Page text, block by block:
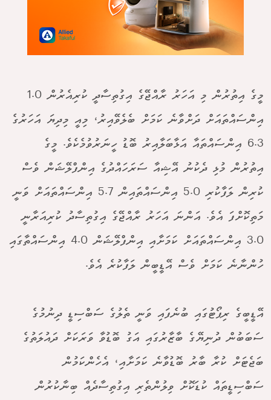
މީގެ އިތުރުން މި އަހަރު ރާއްޖޭގެ އިގުތިސާދީ ކުރިއެރުން 1.0
އިންސައްތައަށް ދަށްވާނެ ކަމަށް ބެލެވޭއިރު، މިއީ މިދިޔަ އަހަރުގެ
6.3 އިންސައްތައާ އަޅާބަލާއިރު ބޮޑު ހީނަރުވުމެކެވެ. މީގެ
އިތުރުން މުޅި ދެކުނު އޭޝިއާ ސަރަހައްދުގެ އިންފްލޭޝަން ވެސް
ކުރިން ލަފާކުރި 5.0 އިންސައްތައިން 5.7 އިންސައްތައަށް ވަނީ
މަތިކޮށްފަ އެވެ. އަންނަ އަހަރު ރާއްޖޭގެ އިގުތިސާދު ކުރިއަރާނީ
3.0 އިންސައްތައަށް ކަމަށާއި އިންފްލޭޝަން 4.0 އިންސައްތާގައި
ހުންނާނެ ކަމަށް ވެސް އޭޑީބީން ލަފާކުރެ އެވެ.
އޭޑީބީގެ ރިޕޯޓުގައި ބުނެފައި ވަނީ ތެލުގެ ސަބްސިޑީ ދިނުމުގެ
ސަބަބުން ދުނިޔޭގެ ބާޒާރުގައި އަގު ބޮޑުވާ ވަރަކަށް ދައުލަތުގެ
ބަޖެޓަށް ކުރާ ބާރު ބޮޑުވާނެ ކަމަށާއި، އެހެންކަމުން
ސަބްސިޑީތައް ކުޑަކޮށް ވިލުންތެރި އިގުތިސާދެއް ބިނާކުރުން